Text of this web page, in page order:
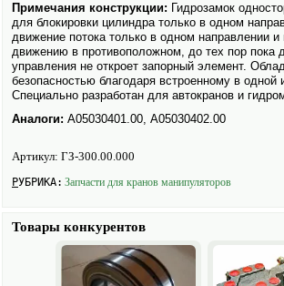
Примечания конструкции: Гидрозамок
для блокировки цилиндра только в одном
движение потока только в одном направлении и
движению в противоположном, до тех пор пока
управления не откроет запорный элемент.
безопасностью благодаря встроенному в одной
Специально разработан для авто­кранов и
Аналоги: А05030401.00, А05030402.00
Артикул: ГЗ-300.00.000
РУБРИКА: Запчасти для кранов манипуляторов
Товары конкурентов